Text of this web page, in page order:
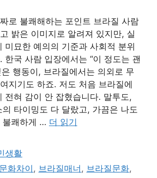
로 불쾌해하는 포인트 브라질 사람
밝은 이미지로 알려져 있지만, 실
미묘한 예의의 기준과 사회적 분위
한국 사람 입장에서는 “이 정도는 괜
은 행동이, 브라질에서는 의외로 무
지기도 하죠. 저도 처음 브라질에
전혀 감이 안 잡혔습니다. 말투도,
의 타이밍도 다 달랐고, 가끔은 나도
불쾌하게 … 더 읽기
생활
문화차이 , 브라질매너 , 브라질문화,